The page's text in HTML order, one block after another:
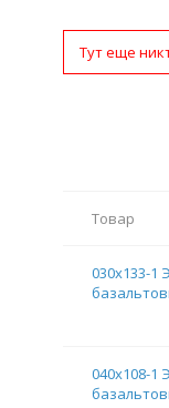
Тут еще
Товар
030х133-1
040х108-1